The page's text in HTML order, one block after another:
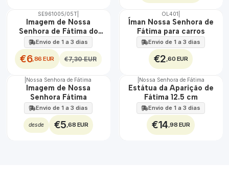
DESCONTO
SE961005/05T|
Imagem de Nossa
Senhora de Fátima do
Tempo
Envio de 1 a 3 dias
€6,86 EUR €7,30 EUR
OL401
Íman Nossa Senhora de
Fátima para carros
Envio de 1 a 3 dias
€2 ,60 EUR
Nossa Senhora de Fátima
Imagem de Nossa
Senhora Fátima
Envio de 1 a 3 dias
desde €5 ,68 EUR
Nossa Senhora de Fátima
Estátua da Aparição de
Fátima 12.5 cm
Envio de 1 a 3 dias
€14 ,98 EUR